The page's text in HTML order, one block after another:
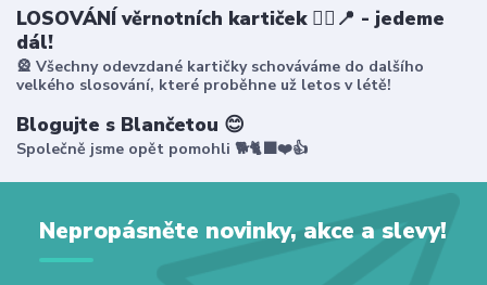
LOSOVÁNÍ věrnotních kartiček 🤸‍♀️📍 - jedeme
dál!
🎡 Všechny odevzdané kartičky schováváme do dalšího
velkého slosování, které proběhne už letos v létě!
Blogujte s Blančetou 😊
Společně jsme opět pomohli 🐕🐈‍⬛❤️👍
Nepropásněte novinky, akce a slevy!